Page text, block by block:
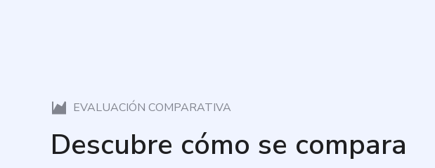
EVALUACIÓN COMPARATIVA
Descubre cómo se compara